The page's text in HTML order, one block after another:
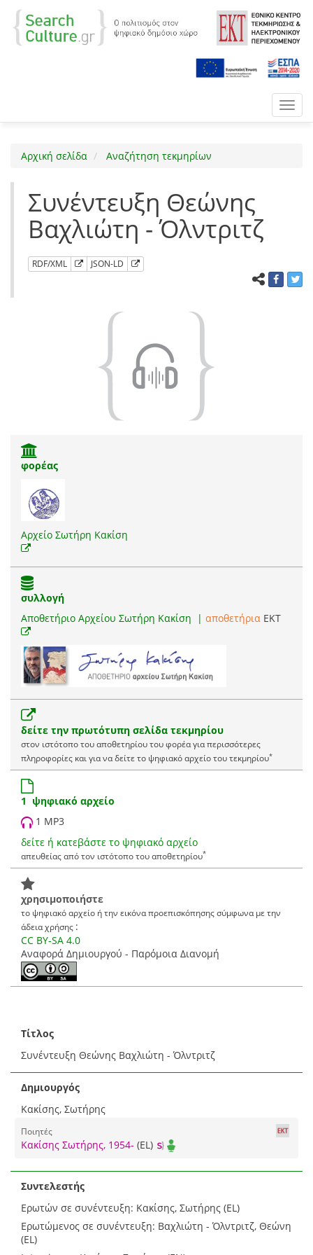
Αρχική σελίδα Αναζήτηση τεκμηρίων
Συνέντευξη Θεώνης
Βαχλιώτη - Όλντριτζ
RDF/XML JSON-LD
φορέας
Αρχείο Σωτήρη Κακίση
συλλογή
Αποθετήριο Αρχείου Σωτήρη Κακίση
| αποθετήρια EKT
δείτε την πρωτότυπη σελίδα τεκμηρίου
στον ιστότοπο του αποθετηρίου του φορέα για περισσότερες
πληροφορίες και για να δείτε το ψηφιακό αρχείο του τεκμηρίου*
1 ψηφιακό αρχείο
1 MP3
δείτε ή κατεβάστε το ψηφιακό αρχείο
απευθείας από τον ιστότοπο του αποθετηρίου*
χρησιμοποιήστε
το ψηφιακό αρχείο ή την εικόνα προεπισκόπησης σύμφωνα με την
άδεια χρήσης :
CC BY-SA 4.0
Αναφορά Δημιουργού - Παρόμοια Διανομή
Τίτλος
Συνέντευξη Θεώνης Βαχλιώτη - Όλντριτζ
Δημιουργός
Κακίσης, Σωτήρης
Ποιητές
Κακίσης Σωτήρης, 1954- (EL)
Συντελεστής
Ερωτών σε συνέντευξη: Κακίσης, Σωτήρης (EL)
Ερωτώμενος σε συνέντευξη: Βαχλιώτη - Όλντριτζ, Θεώνη
(EL)